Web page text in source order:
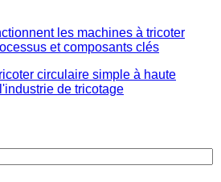
les machines à tricoter
et composants clés
circulaire simple à haute
de tricotage